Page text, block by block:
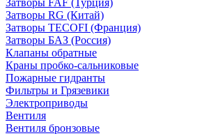
Затворы RG (Китай)
Затворы TECOFI (Франция)
Затворы БАЗ (Россия)
Клапаны обратные
Краны пробко-сальниковые
Пожарные гидранты
Фильтры и Грязевики
Электроприводы
Вентиля
Вентиля бронзовые